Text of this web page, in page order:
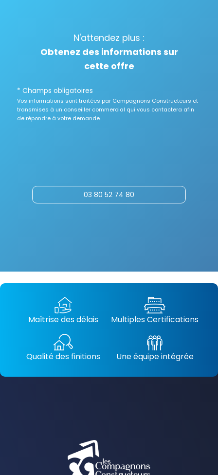
N'attendez plus :
Obtenez des informations sur
cette offre
* Champs obligatoires
Vos informations sont traitées par Compagnons Constructeurs et
transmises à un conseiller commercial qui vous contactera afin
de répondre à votre demande.
03 80 52 74 80
Maîtrise des délais Multiples Certifications
Qualité des finitions Une équipe intégrée